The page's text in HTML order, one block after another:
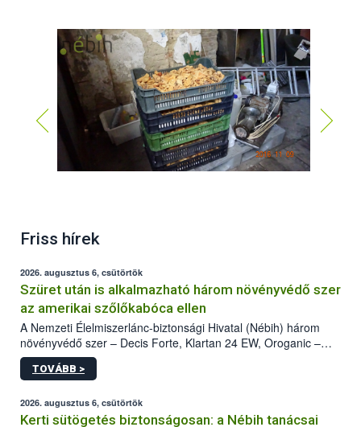
Friss hírek
2026. augusztus 6, csütörtök
Szüret után is alkalmazható három növényvédő szer
az amerikai szőlőkabóca ellen
A Nemzeti Élelmiszerlánc-biztonsági Hivatal (Nébih) három
növényvédő szer – Decis Forte, Klartan 24 EW, Oroganic –
engedélyokiratát módosította, így azok a szüretet követően,
egészen a vesszőérettség (BBCH 91) stádiumáig
érésű szőlőkben is legyen lehetőség a károsító elleni további
védekezésre. Az Oroganic készítmény kis kiszerelésben kiskerti
TOVÁBB >
2026. augusztus 6, csütörtök
Kerti sütögetés biztonságosan: a Nébih tanácsai